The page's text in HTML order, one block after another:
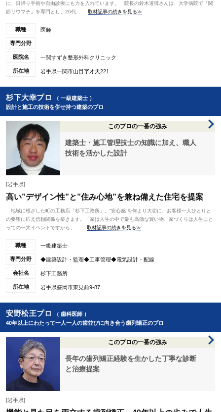
に、日帰り手術や自由診療にも力を入れています。 院長の鈴木道博さんは、大学病院で「関
節リウマチ」を専門とし、20代...
取材記事の続きを見る≫
職種 医師
専門分野
医院名 一関すずき整形外科クリニック
所在地 岩手県一関市山目字才天221
杉下大幸プロ
（ 一級建築士 ）
設計と施工の技術を併せ持つ建築のプロ
このプロの一番の強み
建築士・施工管理技士の知識に加え、職人
技術を活かした設計
[岩手県]
高い”デザイン性”と”住み心地”を兼ね備えた住宅を提案
地域に根ざした町の工務店「杉下工務所」。“安心感”を何より大切に、お客様一人ひとりと
の要望に応え信頼関係を築きます。「家は人生の中で最も高価な買い物、家づくりは人生にと
っての一大イベントですから、...
取材記事の続きを見る≫
職種 一級建築士
専門分野 ◆建築設計・監理◆工事管理◆電気設計・配線
会社名 杉下工務所
所在地 岩手県盛岡市東見前9-87
安野松王プロ
（ 歯科医師 ）
40年以上にわたって一人一人の歯並びに向き合う歯列矯正のプロ
このプロの一番の強み
長年の歯列矯正経験を生かした丁寧な診断
と治療提案
[岩手県]